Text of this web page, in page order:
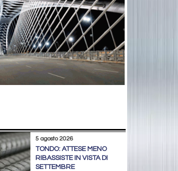
5 agosto 2026
TONDO: ATTESE MENO
RIBASSISTE IN VISTA DI
SETTEMBRE